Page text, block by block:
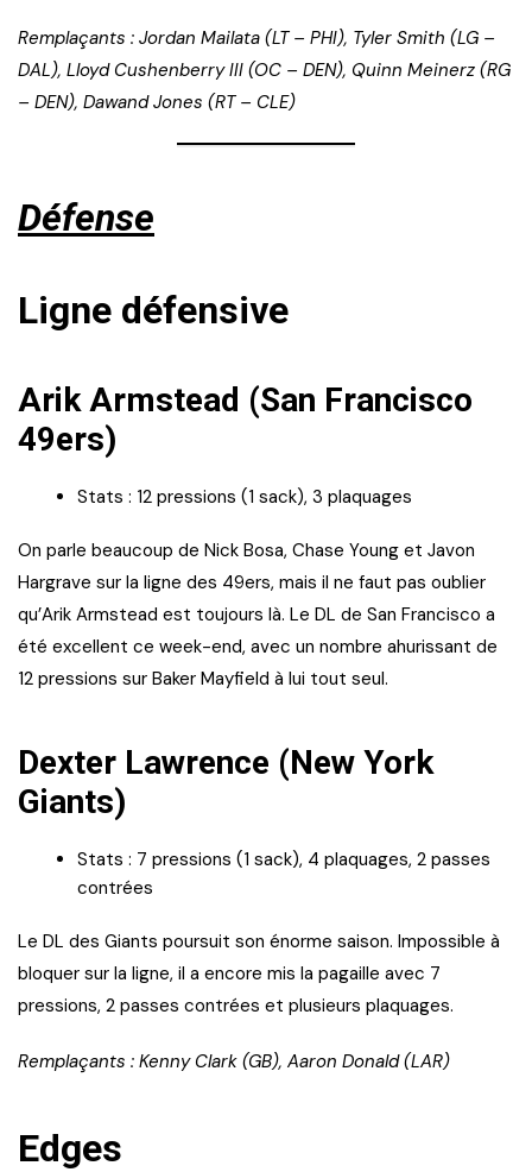
Remplaçants : Jordan Mailata (LT – PHI), Tyler Smith (LG –
DAL), Lloyd Cushenberry III (OC – DEN), Quinn Meinerz (RG
– DEN), Dawand Jones (RT – CLE)
Défense
Ligne défensive
Arik Armstead (San Francisco
49ers)
Stats : 12 pressions (1 sack), 3 plaquages
On parle beaucoup de Nick Bosa, Chase Young et Javon
Hargrave sur la ligne des 49ers, mais il ne faut pas oublier
qu’Arik Armstead est toujours là. Le DL de San Francisco a
été excellent ce week-end, avec un nombre ahurissant de
12 pressions sur Baker Mayfield à lui tout seul.
Dexter Lawrence (New York
Giants)
Stats : 7 pressions (1 sack), 4 plaquages, 2 passes
contrées
Le DL des Giants poursuit son énorme saison. Impossible à
bloquer sur la ligne, il a encore mis la pagaille avec 7
pressions, 2 passes contrées et plusieurs plaquages.
Remplaçants : Kenny Clark (GB), Aaron Donald (LAR)
Edges